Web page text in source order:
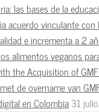
las bases de la
acuerdo vinculante
e incrementa a 2
alimentos veganos
the Acquisition of
de overname van
en Colombia31